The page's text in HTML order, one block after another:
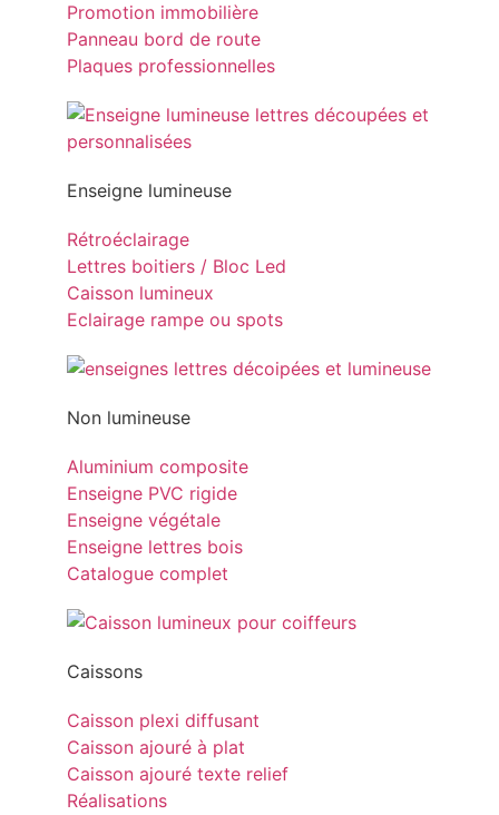
Promotion immobilière
Panneau bord de route
Plaques professionnelles
Enseigne lumineuse
Rétroéclairage
Lettres boitiers / Bloc Led
Caisson lumineux
Eclairage rampe ou spots
Non lumineuse
Aluminium composite
Enseigne PVC rigide
Enseigne végétale
Enseigne lettres bois
Catalogue complet
Caissons
Caisson plexi diffusant
Caisson ajouré à plat
Caisson ajouré texte relief
Réalisations